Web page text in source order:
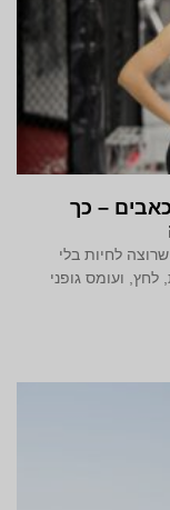
כאבים – כך
לחיות בלי
ועומס גופני